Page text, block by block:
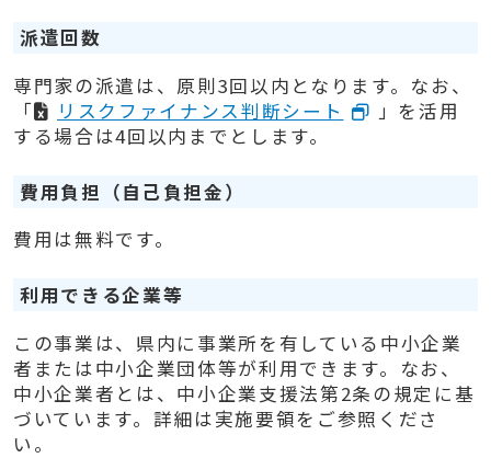
派遣回数
専門家の派遣は、原則3回以内となります。なお、
「
リスクファイナンス判断シート
」を活用
する場合は4回以内までとします。
費用負担（自己負担金）
費用は無料です。
利用できる企業等
この事業は、県内に事業所を有している中小企業
者または中小企業団体等が利用できます。なお、
中小企業者とは、中小企業支援法第2条の規定に基
づいています。詳細は実施要領をご参照くださ
い。